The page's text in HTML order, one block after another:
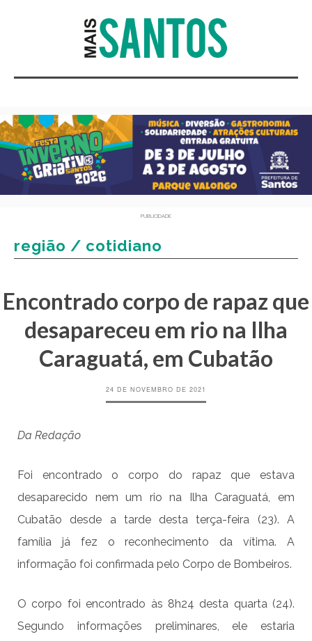
PUBLICIDADE
região / cotidiano
Encontrado corpo de rapaz que
desapareceu em rio na Ilha
Caraguatá, em Cubatão
24 DE NOVEMBRO DE 2021
Da Redação
Foi encontrado o corpo do rapaz que estava
desaparecido nem um rio na Ilha Caraguatá, em
Cubatão desde a tarde desta terça-feira (23). A
família já fez o reconhecimento da vítima. A
informação foi confirmada pelo Corpo de Bombeiros.
O corpo foi encontrado às 8h24 desta quarta (24).
Segundo informações preliminares, ele estaria